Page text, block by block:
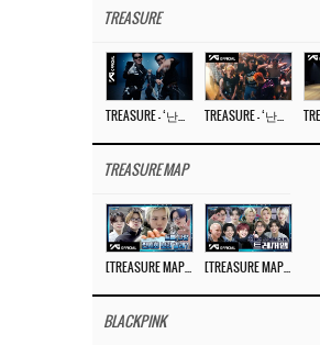
TREASURE
TREASURE MAP
BLACKPINK